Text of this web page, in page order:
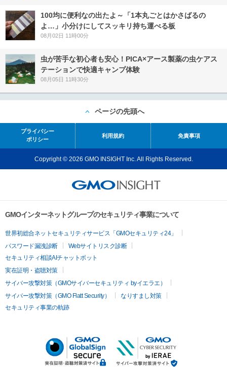
100均に便利なの出たよ～「1本丸ごとはかさばるの
よ…」小分けにしてスッキリ持ち運べる板
08月02日 11時00分
虫が苦手な初心者も安心！PICA×アース製薬の虫ケアス
テーションで快適キャンプ体験
08月05日 11時30分
ページの先頭へ
プライバシー
ポリシー
利用規約 免責事項
Copyright © 2026 GMO INSIGHT Inc. All Rights Reserved.
GMOインターネットグループのセキュリティ事業について
世界初総合ネットセキュリティサービス「GMOセキュリティ24」
パスワード漏洩診断
Webサイトリスク診断
セキュリティ相談AIチャットボット
実在証明・盗聴対策
サイバー攻撃対策（GMOサイバーセキュリティ byイエラエ）
サイバー攻撃対策（GMO Flatt Security）
なりすまし対策
セキュリティ事業の軌跡